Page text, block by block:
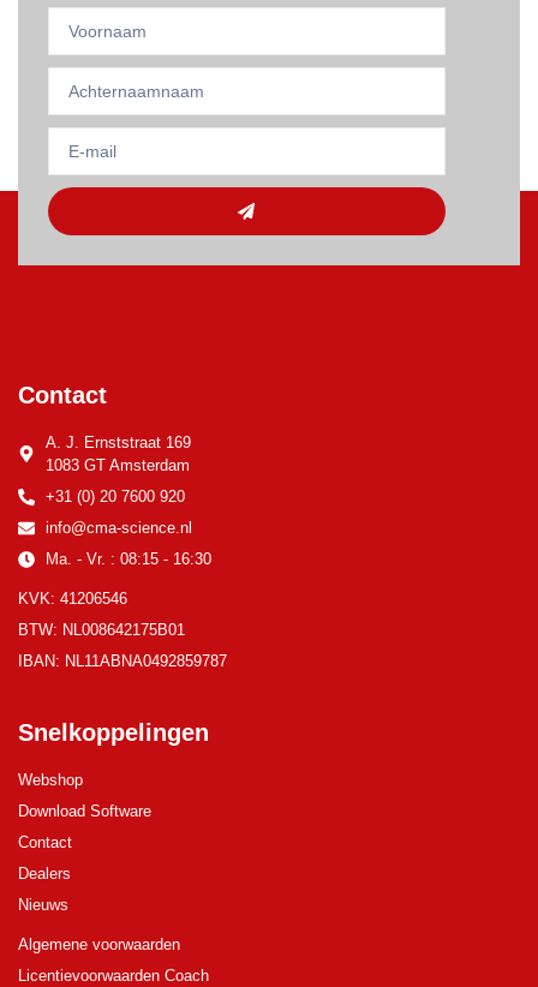
Contact
A. J. Ernststraat 169
1083 GT Amsterdam
+31 (0) 20 7600 920
info@cma-science.nl
Ma. - Vr. : 08:15 - 16:30
KVK: 41206546
BTW: NL008642175B01
IBAN: NL11ABNA0492859787
Snelkoppelingen
Webshop
Download Software
Contact
Dealers
Nieuws
Algemene voorwaarden
Licentievoorwaarden Coach